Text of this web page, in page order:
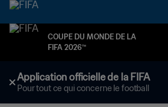
COUPE DU MONDE DE LA
FIFA 2026™
Application officielle de la FIFA
Pour tout ce qui concerne le football